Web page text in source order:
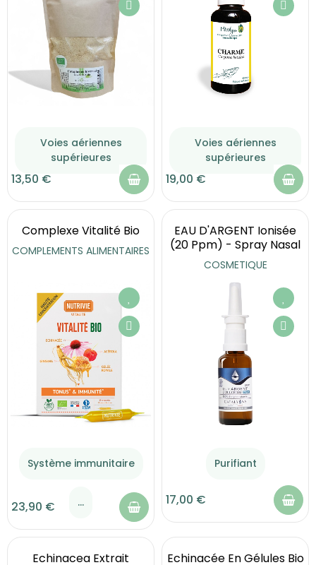
Voies aériennes
supérieures
13,50 €
Voies aériennes
supérieures
19,00 €
Complexe Vitalité Bio
COMPLEMENTS ALIMENTAIRES
Système immunitaire
...
23,90 €
EAU D'ARGENT Ionisée
(20 Ppm) - Spray Nasal
COSMETIQUE
Purifiant
17,00 €
Echinacea Extrait
Echinacée En Gélules Bio